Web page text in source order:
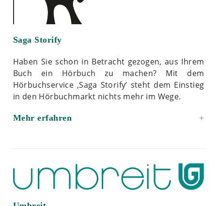
Saga Storify
Haben Sie schon in Betracht gezogen, aus Ihrem
Buch ein Hörbuch zu machen? Mit dem
Hörbuchservice ‚Saga Storify‘ steht dem Einstieg
in den Hörbuchmarkt nichts mehr im Wege.
Mehr erfahren